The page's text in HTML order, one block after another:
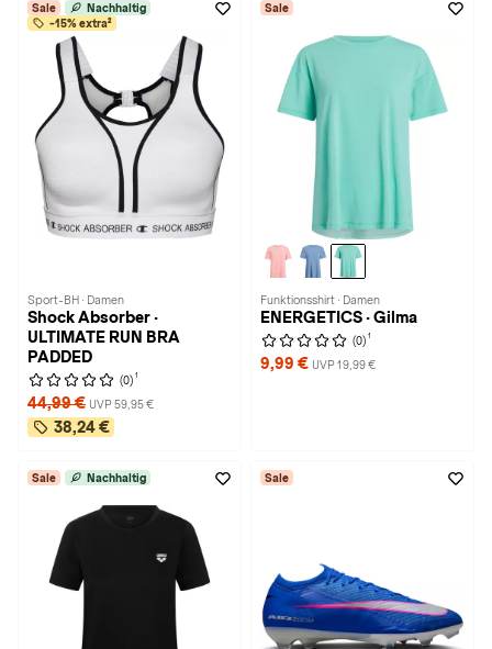
Sale
Nachhaltig
-15% extra²
Sport-BH · Damen
Shock Absorber ·
ULTIMATE RUN BRA
PADDED
(0) 1
44,99 € UVP 59,95 €
38,24 €
Sale
Funktionsshirt · Damen
ENERGETICS · Gilma
(0) 1
9,99 € UVP 19,99 €
Sale Nachhaltig Sale